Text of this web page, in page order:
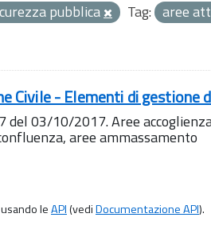
pubblica
Tag: aree
Civile - Elementi di gestione
03/10/2017. Aree
aree ammassamento
leAPI(vediDocumentazione API).